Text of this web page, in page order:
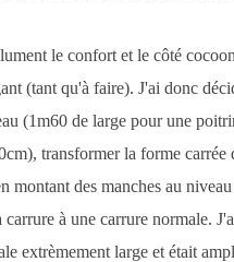
le confort et le côté
(tant qu'à faire). J'ai donc
(1m60 de large pour une
transformer la forme carrée
montant des manches au
à une carrure normale.
extrèmement large et était